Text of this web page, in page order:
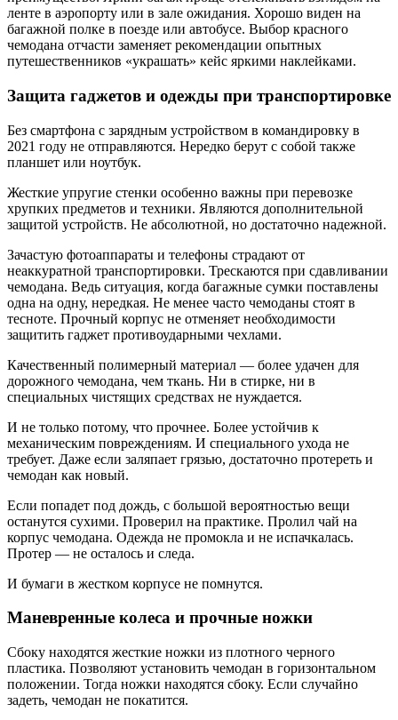
ленте в аэропорту или в зале ожидания. Хорошо виден на
багажной полке в поезде или автобусе. Выбор красного
чемодана отчасти заменяет рекомендации опытных
путешественников «украшать» кейс яркими наклейками.
Защита гаджетов и одежды при транспортировке
Без смартфона с зарядным устройством в командировку в
2021 году не отправляются. Нередко берут с собой также
планшет или ноутбук.
Жесткие упругие стенки особенно важны при перевозке
хрупких предметов и техники. Являются дополнительной
защитой устройств. Не абсолютной, но достаточно надежной.
Зачастую фотоаппараты и телефоны страдают от
неаккуратной транспортировки. Трескаются при сдавливании
чемодана. Ведь ситуация, когда багажные сумки поставлены
одна на одну, нередкая. Не менее часто чемоданы стоят в
тесноте. Прочный корпус не отменяет необходимости
защитить гаджет противоударными чехлами.
Качественный полимерный материал — более удачен для
дорожного чемодана, чем ткань. Ни в стирке, ни в
специальных чистящих средствах не нуждается.
И не только потому, что прочнее. Более устойчив к
механическим повреждениям. И специального ухода не
требует. Даже если заляпает грязью, достаточно протереть и
чемодан как новый.
Если попадет под дождь, с большой вероятностью вещи
останутся сухими. Проверил на практике. Пролил чай на
корпус чемодана. Одежда не промокла и не испачкалась.
Протер — не осталось и следа.
И бумаги в жестком корпусе не помнутся.
Маневренные колеса и прочные ножки
Сбоку находятся жесткие ножки из плотного черного
пластика. Позволяют установить чемодан в горизонтальном
положении. Тогда ножки находятся сбоку. Если случайно
задеть, чемодан не покатится.